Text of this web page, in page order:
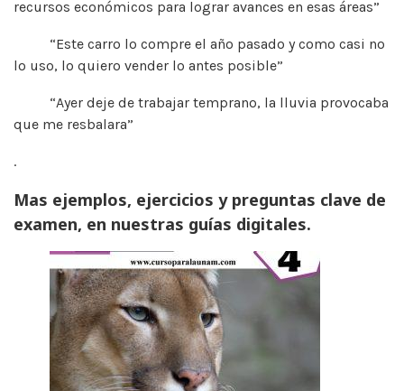
recursos económicos para lograr avances en esas áreas”
“Este carro lo compre el año pasado y como casi no
lo uso, lo quiero vender lo antes posible”
“Ayer deje de trabajar temprano, la lluvia provocaba
que me resbalara”
.
Mas ejemplos, ejercicios y preguntas clave de
examen, en nuestras guías digitales.